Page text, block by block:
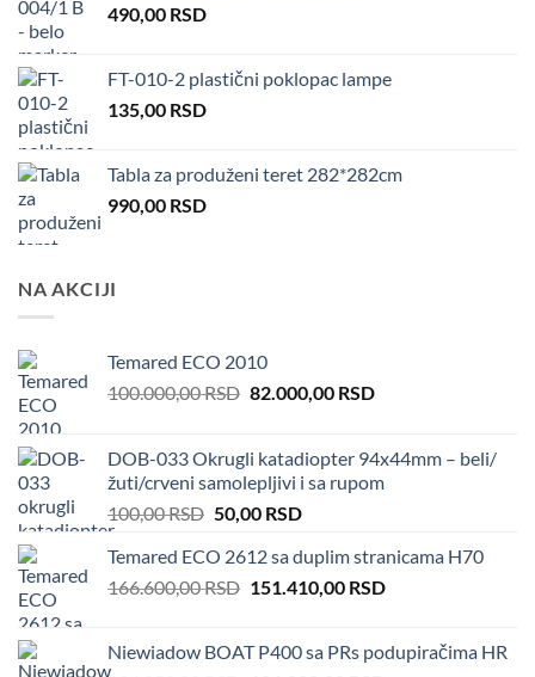
490,00 RSD
FT-010-2 plastični poklopac lampe
135,00 RSD
Tabla za produženi teret 282*282cm
990,00 RSD
NA AKCIJI
Temared ECO 2010
100.000,00RSD Original
100.000,00 RSD.
82.000,00 RSDCurrent
82.000,00 RSD.
DOB-033 Okrugli katadiopter 94x44mm – beli/
žuti/crveni samolepljivi i sa rupom
100,00RSD Original
was:
100,00 RSD.
50,00 RSDCurrent
is:
50,00 RSD.
Temared ECO 2612 sa duplim stranicama H70
166.600,00RSD Original
166.600,00 RSD.
151.410,00 RSDCurrent
151.410,00 RSD.
Niewiadow BOAT P400 sa PRs podupiračima HR